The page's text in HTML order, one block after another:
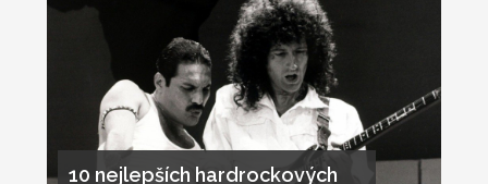
10 nejlepších hardrockových